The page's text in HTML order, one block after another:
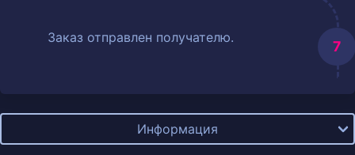
Заказ отправлен получателю.
Информация